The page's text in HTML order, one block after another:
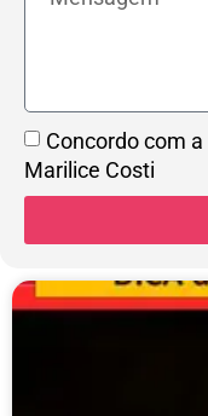
Concordo com a
Marilice Costi